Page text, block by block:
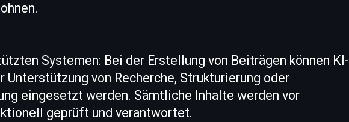
Systemen: Bei der Erstellung von Beiträgen können KI-
von Recherche, Strukturierung oder
eingesetzt werden. Sämtliche Inhalte werden vor
geprüft und verantwortet.